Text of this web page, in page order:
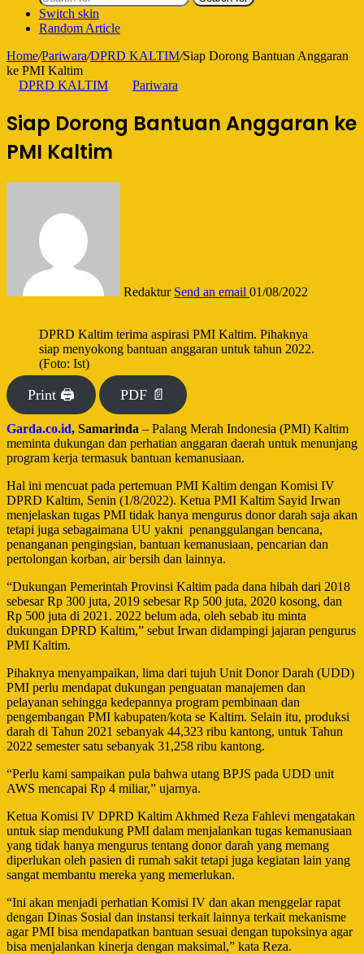
Switch skin
Random Article
Home/Pariwara/DPRD KALTIM/Siap Dorong Bantuan Anggaran
ke PMI Kaltim
DPRD KALTIM
Pariwara
Siap Dorong Bantuan Anggaran ke
PMI Kaltim
Redaktur Send an email 01/08/2022
DPRD Kaltim terima aspirasi PMI Kaltim. Pihaknya
siap menyokong bantuan anggaran untuk tahun 2022.
(Foto: Ist)
Print 🖨 PDF 📄
Garda.co.id, Samarinda – Palang Merah Indonesia (PMI) Kaltim
meminta dukungan dan perhatian anggaran daerah untuk menunjang
program kerja termasuk bantuan kemanusiaan.
Hal ini mencuat pada pertemuan PMI Kaltim dengan Komisi IV
DPRD Kaltim, Senin (1/8/2022). Ketua PMI Kaltim Sayid Irwan
menjelaskan tugas PMI tidak hanya mengurus donor darah saja akan
tetapi juga sebagaimana UU yakni penanggulangan bencana,
penanganan pengingsian, bantuan kemanusiaan, pencarian dan
pertolongan korban, air bersih dan lainnya.
“Dukungan Pemerintah Provinsi Kaltim pada dana hibah dari 2018
sebesar Rp 300 juta, 2019 sebesar Rp 500 juta, 2020 kosong, dan
Rp 500 juta di 2021. 2022 belum ada, oleh sebab itu minta
dukungan DPRD Kaltim,” sebut Irwan didampingi jajaran pengurus
PMI Kaltim.
Pihaknya menyampaikan, lima dari tujuh Unit Donor Darah (UDD)
PMI perlu mendapat dukungan penguatan manajemen dan
pelayanan sehingga kedepannya program pembinaan dan
pengembangan PMI kabupaten/kota se Kaltim. Selain itu, produksi
darah di Tahun 2021 sebanyak 44,323 ribu kantong, untuk Tahun
2022 semester satu sebanyak 31,258 ribu kantong.
“Perlu kami sampaikan pula bahwa utang BPJS pada UDD unit
AWS mencapai Rp 4 miliar,” ujarnya.
Ketua Komisi IV DPRD Kaltim Akhmed Reza Fahlevi mengatakan
untuk siap mendukung PMI dalam menjalankan tugas kemanusiaan
yang tidak hanya mengurus tentang donor darah yang memang
diperlukan oleh pasien di rumah sakit tetapi juga kegiatan lain yang
sangat membantu mereka yang memerlukan.
“Ini akan menjadi perhatian Komisi IV dan akan menggelar rapat
dengan Dinas Sosial dan instansi terkait lainnya terkait mekanisme
agar PMI bisa mendapatkan bantuan sesuai dengan tupoksinya agar
bisa menjalankan kinerja dengan maksimal,” kata Reza.